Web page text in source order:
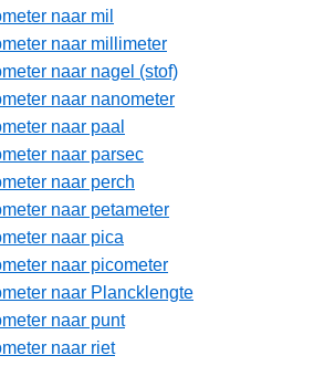
naar mil
naar millimeter
naar nagel (stof)
naar nanometer
naar paal
naar parsec
naar perch
naar petameter
naar pica
naar picometer
naar Plancklengte
naar punt
naar riet